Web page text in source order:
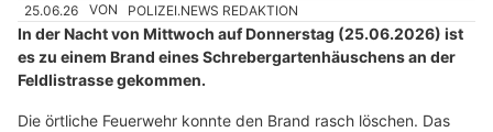
25.06.26 VON POLIZEI.NEWS REDAKTION
In der Nacht von Mittwoch auf Donnerstag (25.06.2026) ist
es zu einem Brand eines Schrebergartenhäuschens an der
Feldlistrasse gekommen.
Die örtliche Feuerwehr konnte den Brand rasch löschen. Das